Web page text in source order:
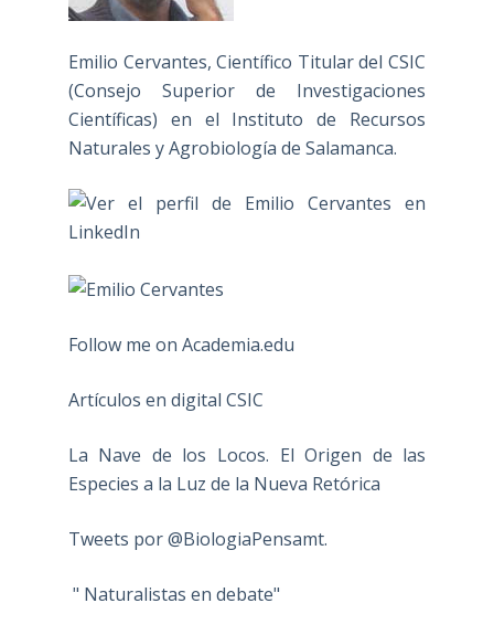
Emilio Cervantes, Científico Titular del CSIC
(Consejo Superior de Investigaciones
Científicas) en el Instituto de Recursos
Naturales y Agrobiología de Salamanca.
Follow me on Academia.edu
Artículos en digital CSIC
La Nave de los Locos. El Origen de las
Especies a la Luz de la Nueva Retórica
Tweets por @BiologiaPensamt.
" Naturalistas en debate"